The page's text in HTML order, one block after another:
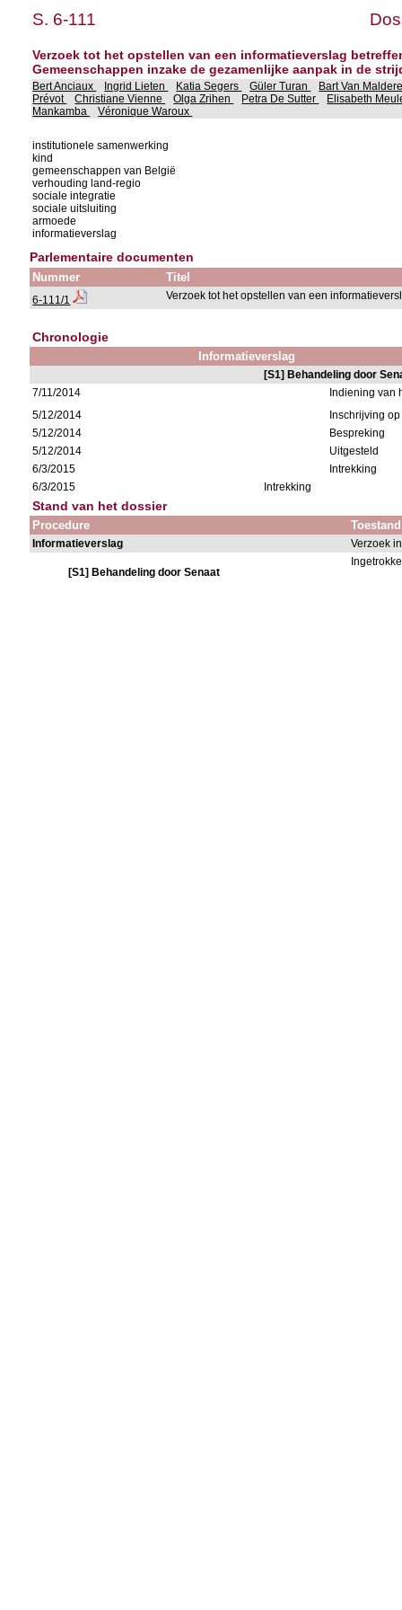
S. 6-111
Verzoek tot het opstellen van een informatieverslag
Gemeenschappen inzake de gezamenlijke aanpak in de
Bert Anciaux Ingrid Lieten Katia Segers Güler Turan
Bart Van
Prévot
Christiane Vienne Olga Zrihen Petra De Sutter
Elisabeth
Mankamba
Véronique Waroux
institutionele samenwerking
kind
gemeenschappen van België
verhouding land-regio
sociale integratie
sociale uitsluiting
armoede
informatieverslag
Parlementaire documenten
Nummer Titel
6-111/1 Verzoek tot het opstellen van een
Chronologie
Informatieverslag
[S1] Behandeling door
7/11/2014
Indiening van
5/12/2014
Inschrijving
5/12/2014
Bespreking
5/12/2014
Uitgesteld
6/3/2015
Intrekking
6/3/2015
Intrekking
Stand van het dossier
Procedure Toestand
Informatieverslag Verzoek
[S1] Behandeling door Senaat